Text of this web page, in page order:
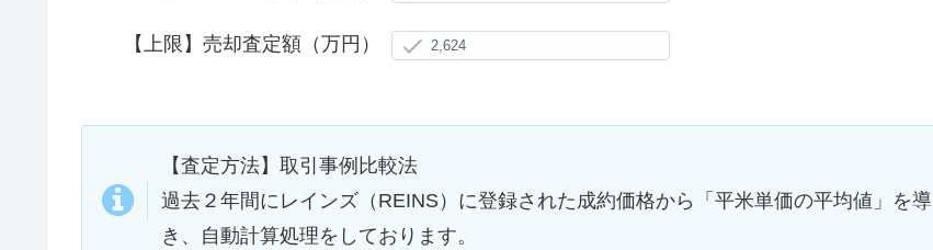
【上限】売却査定額（万円）
【査定方法】取引事例比較法
過去２年間にレインズ（REINS）に登録された成約価格から「平米単価の平均値」を導
き、自動計算処理をしております。